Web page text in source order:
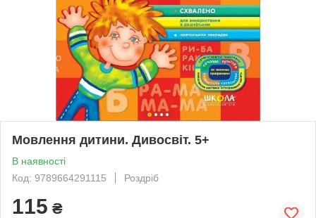
Мовлення дитини. Дивосвіт. 5+
В наявності
Код: 9789664291115
Роздріб
115 ₴